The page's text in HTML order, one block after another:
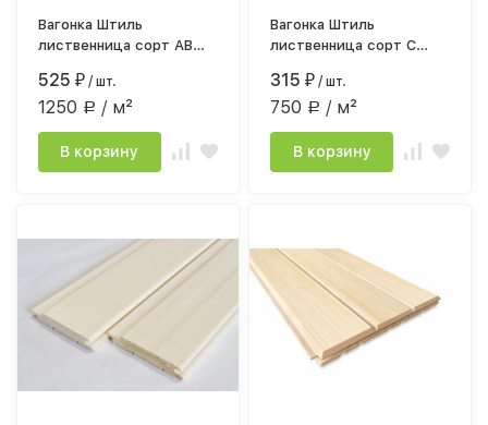
Вагонка Штиль
лиственница сорт АВ
525₽ / шт.
1250 Р / м²
В корзину
Вагонка Штиль
лиственница сорт С
315₽ / шт.
750 Р / м²
В корзину